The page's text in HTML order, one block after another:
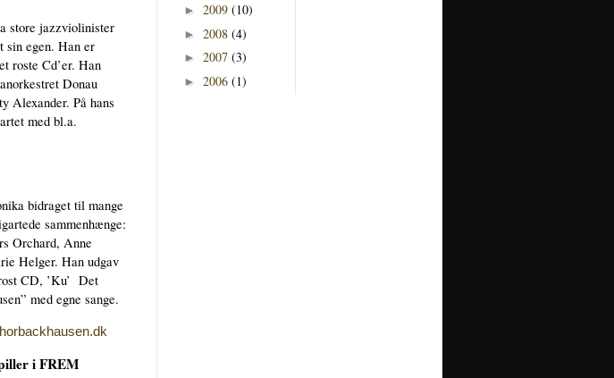
store jazzviolinister
sin egen. Han er
roste Cd’er. Han
Donau
Alexander. På hans
med bl.a.
bidraget til mange
sammenhænge:
Orchard, Anne
Helger. Han udgav
CD, ’Ku’ Det
med egne sange.
i FREM
► 2009 (10)
► 2008 (4)
► 2007 (3)
► 2006 (1)